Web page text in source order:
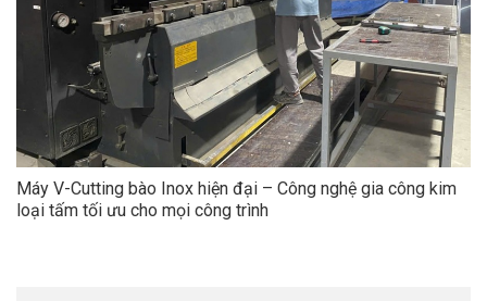
Máy V-Cutting bào Inox hiện đại – Công nghệ gia công kim
loại tấm tối ưu cho mọi công trình